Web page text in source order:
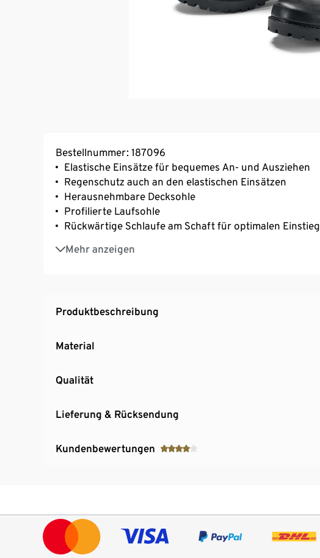
Bestellnummer: 187096
Elastische Einsätze für bequemes An- und Ausziehen
Regenschutz auch an den elastischen Einsätzen
Herausnehmbare Decksohle
Profilierte Laufsohle
Rückwärtige Schlaufe am Schaft für optimalen Einstieg
Mehr anzeigen
Hautfreundliches Textilfutter
Matte Optik
Produktbeschreibung
Material
Qualität
Lieferung & Rücksendung
Kundenbewertungen